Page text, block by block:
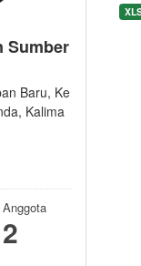
Sumber
Baru, Ke
Kalima
Anggota
2